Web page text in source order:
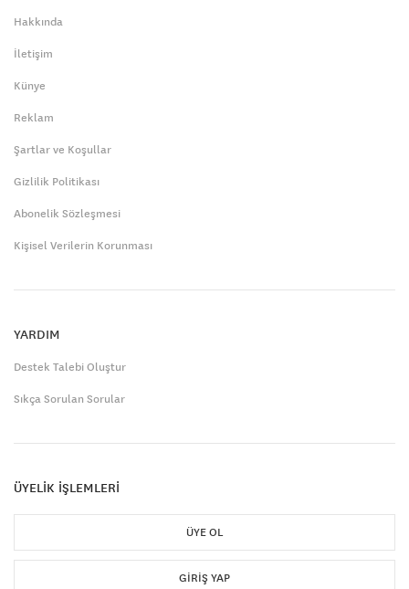
Hakkında
İletişim
Künye
Reklam
Şartlar ve Koşullar
Gizlilik Politikası
Abonelik Sözleşmesi
Kişisel Verilerin Korunması
YARDIM
Destek Talebi Oluştur
Sıkça Sorulan Sorular
ÜYELİK İŞLEMLERİ
ÜYE OL
GIRIŞ YAP